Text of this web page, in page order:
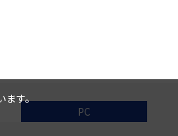
PC
ます。